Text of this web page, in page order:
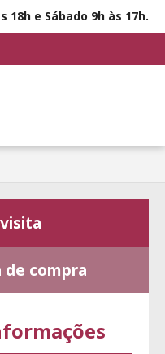
18h e Sábado 9h às 17h.
de compra